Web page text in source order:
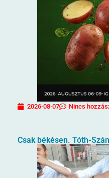
2026-08-07 Nincs
Csak békésen. Tóth-